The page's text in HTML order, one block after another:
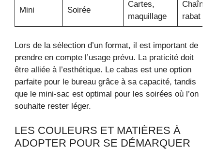
Mini Soirée
Cartes,
maquillage
Chaîne
rabat
Lors de la sélection d’un format, il est important de
prendre en compte l’usage prévu. La praticité doit
être alliée à l’esthétique. Le cabas est une option
parfaite pour le bureau grâce à sa capacité, tandis
que le mini-sac est optimal pour les soirées où l’on
souhaite rester léger.
LES COULEURS ET MATIÈRES À
ADOPTER POUR SE DÉMARQUER